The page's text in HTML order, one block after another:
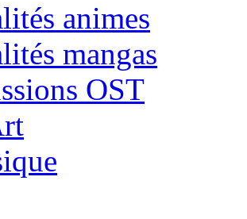
animes
mangas
OST